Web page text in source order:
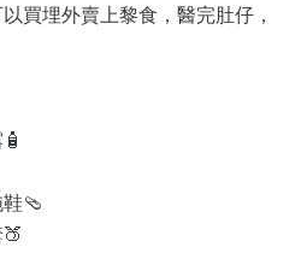
買埋外賣上黎食，醫完肚仔，
🩴